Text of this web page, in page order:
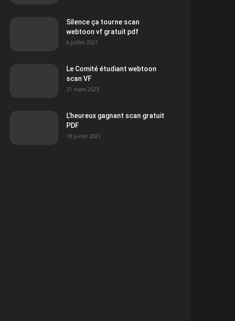
Silence ça tourne scan
webtoon vf gratuit pdf
6 juillet 2021
Le Comité étudiant webtoon
scan VF
21 mars 2023
L’heureux gagnant scan gratuit
PDF
18 juillet 2021